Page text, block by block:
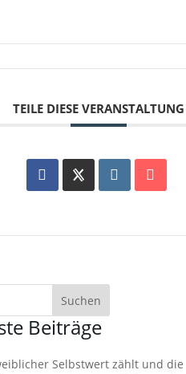
TEILE DIESE VERANSTALTUNG
Beiträge
Selbstwert zählt und die